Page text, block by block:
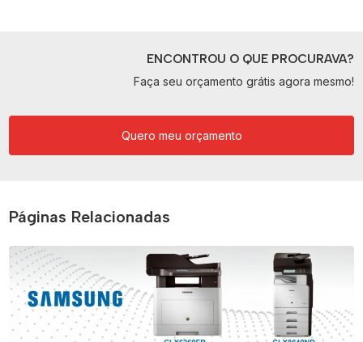
ENCONTROU O QUE PROCURAVA?
Faça seu orçamento grátis agora mesmo!
Quero meu orçamento
Páginas Relacionadas